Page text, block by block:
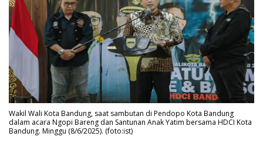
Wakil Wali Kota Bandung, saat sambutan di Pendopo Kota Bandung
dalam acara Ngopi Bareng dan Santunan Anak Yatim bersama HDCI Kota
Bandung. Minggu (8/6/2025). (foto:ist)